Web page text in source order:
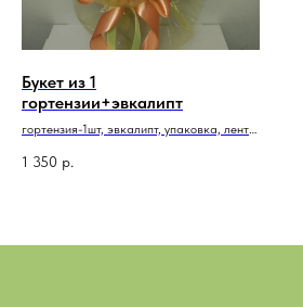
Букет из 1
гортензии+эвкалипт
гортензия-1шт, эвкалипт, упаковка, лента
1 350 р.